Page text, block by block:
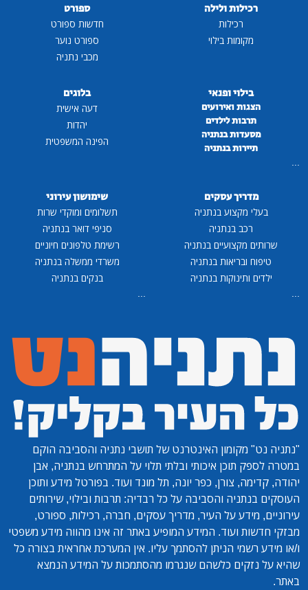
רכילות ולילה
רכילות
מקומות בילוי
ספורט
חדשות ספורט
ספורט נוער
מכבי נתניה
בילוי ופנאי
הצגות ואירועים
תרבות לילדים
מסעדות בנתניה
תיירות בנתניה
בלוגים
דעה אישית
יהדות
הפינה המשפטית
מדריך עסקים
בעלי מקצוע בנתניה
רכב בנתניה
שרותים מקצועיים בנתניה
טיפוח ובריאות בנתניה
ילדים ותינוקות בנתניה
שימושון עירוני
תשלומים ומוקדי שרות
סניפי דואר בנתניה
רשימת טלפונים חיוניים
משרדי ממשלה בנתניה
בנקים בנתניה
"נתניה נט" מקומון האינטרנט של תושבי נתניה והסביבה הוקם
במטרה לספק תוכן איכותי ובלתי תלוי על המתרחש בנתניה, אבן
יהודה, קדימה, צורן, כפר יונה, תל מונד ועוד. בפורטל מידע ותוכן
העוסקים בנתניה והסביבה על כל רבדיה: תרבות ובילוי, שירותים
עירוניים, מידע על העיר, מדריך עסקים, חברה, רכילות, ספורט,
מבזקי חדשות ועוד. המידע המופיע באתר זה אינו מהווה מידע משפטי
ו/או מידע רשמי הניתן להסתמך עליו. אין המערכת אחראית בצורה כל
שהיא על נזקים כלשהם שנגרמו מהסתמכות על המידע הנמצא
באתר.